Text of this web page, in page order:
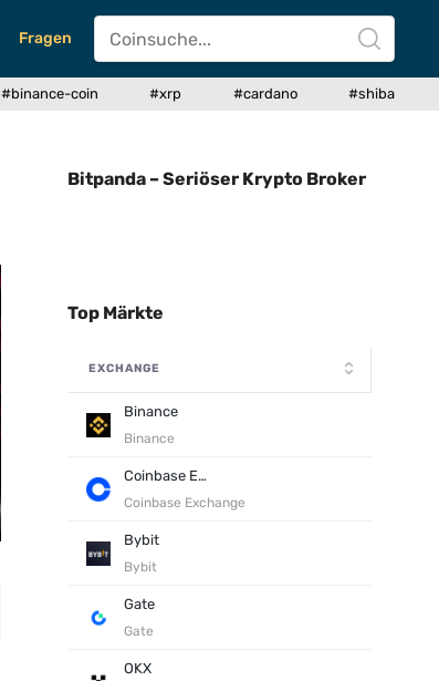
Fragen
#binance-coin #xrp #cardano #shiba
Bitpanda – Seriöser Krypto Broker
Top Märkte
EXCHANGE
Binance
Binance
Coinbase Exchange
Coinbase Exchange
Bybit
Bybit
Gate
Gate
OKX